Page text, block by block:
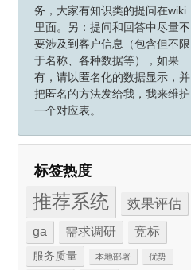
务，大家有知识类的提问在wiki
里面。另：提问和回答中尽量不
要涉及到客户信息（包含但不限
于名称、各种数据等），如果
有，请以匿名化的数据显示，并
把匿名的方法发给我，我来维护
一个对应表。
标签热度
推荐系统 效果评估
ga 需求调研 竞标
服务质量 本地部署 优势